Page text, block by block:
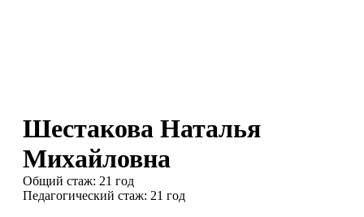
Шестакова Наталья
Михайловна
Общий стаж: 21 год
Педагогический стаж: 21 год